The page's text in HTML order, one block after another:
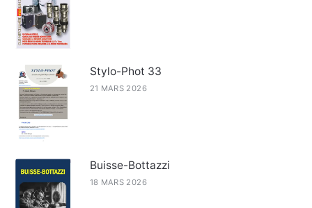
Stylo-Phot 33
21 MARS 2026
Buisse-Bottazzi
18 MARS 2026